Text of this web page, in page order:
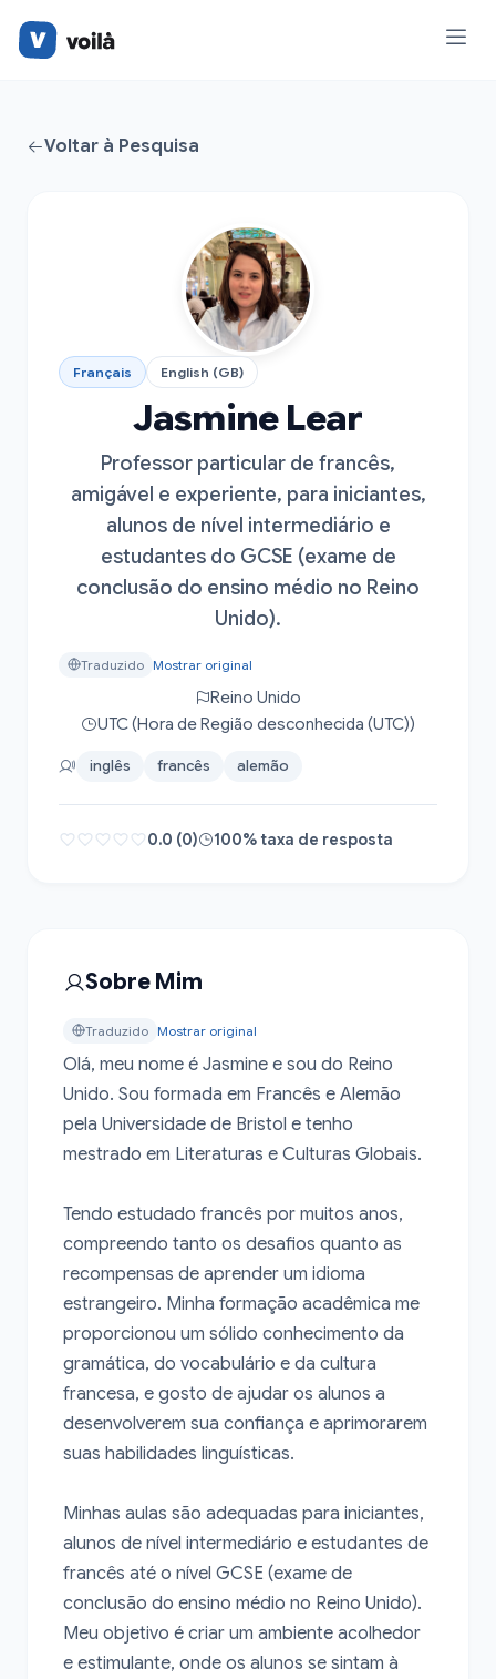
Voltar à Pesquisa
Français English (GB)
Jasmine Lear
Professor particular de francês,
amigável e experiente, para iniciantes,
alunos de nível intermediário e
estudantes do GCSE (exame de
conclusão do ensino médio no Reino
Unido).
Traduzido Mostrar original
Reino Unido
UTC (Hora de Região desconhecida (UTC))
inglês francês alemão
0.0 (0) 100% taxa de resposta
Sobre Mim
Traduzido Mostrar original
Olá, meu nome é Jasmine e sou do Reino
Unido. Sou formada em Francês e Alemão
pela Universidade de Bristol e tenho
mestrado em Literaturas e Culturas Globais.
Tendo estudado francês por muitos anos,
compreendo tanto os desafios quanto as
recompensas de aprender um idioma
estrangeiro. Minha formação acadêmica me
proporcionou um sólido conhecimento da
gramática, do vocabulário e da cultura
francesa, e gosto de ajudar os alunos a
desenvolverem sua confiança e aprimorarem
suas habilidades linguísticas.
Minhas aulas são adequadas para iniciantes,
alunos de nível intermediário e estudantes de
francês até o nível GCSE (exame de
conclusão do ensino médio no Reino Unido).
Meu objetivo é criar um ambiente acolhedor
e estimulante, onde os alunos se sintam à